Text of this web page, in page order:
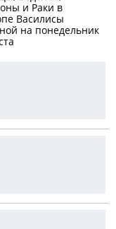
и Раки в
Василисы
на понедельник